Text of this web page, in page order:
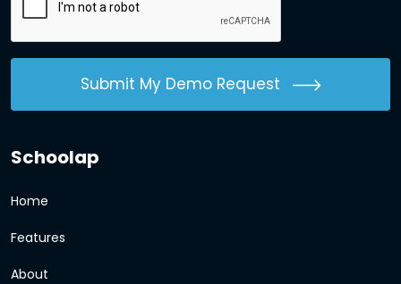
Submit My Demo Request
Schoolap
Home
Features
About